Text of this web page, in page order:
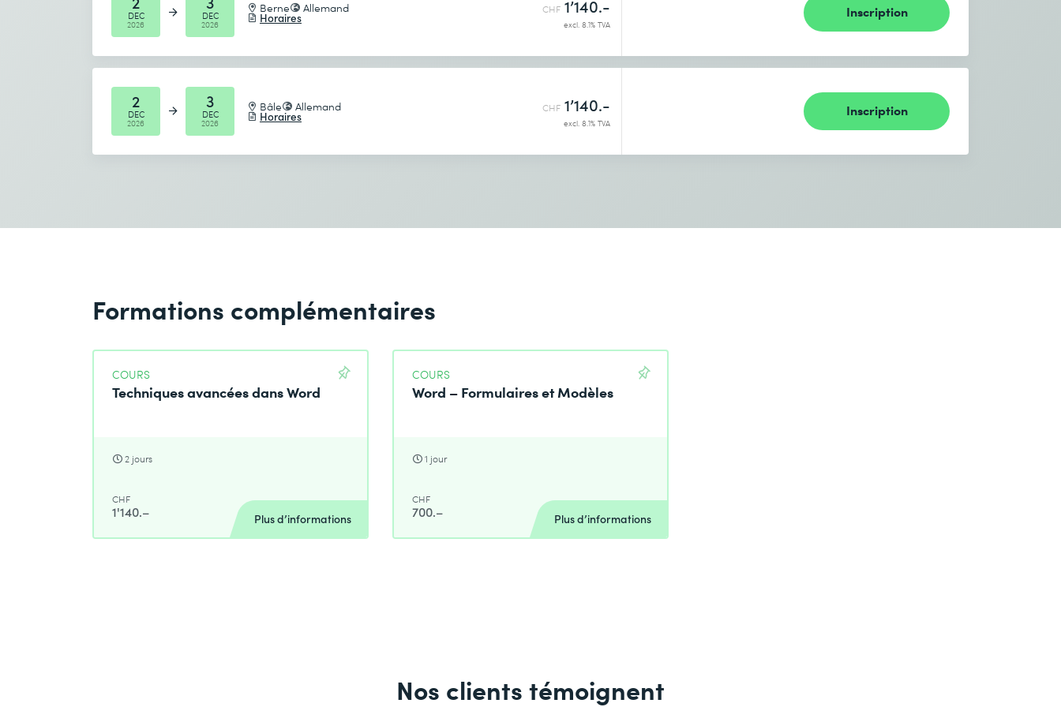
DEC
2026
DEC
2026
Berne Allemand
Horaires
CHF 1’140.-
excl. 8.1% TVA
Inscription
2
DEC
2026
3
DEC
2026
Bâle Allemand
Horaires
CHF 1’140.-
excl. 8.1% TVA
Inscription
Formations complémentaires
COURS
Techniques avancées dans Word
2 jours
CHF
1'140.– Plus d’informations
COURS
Word – Formulaires et Modèles
1 jour
CHF
700.– Plus d’informations
Nos clients témoignent